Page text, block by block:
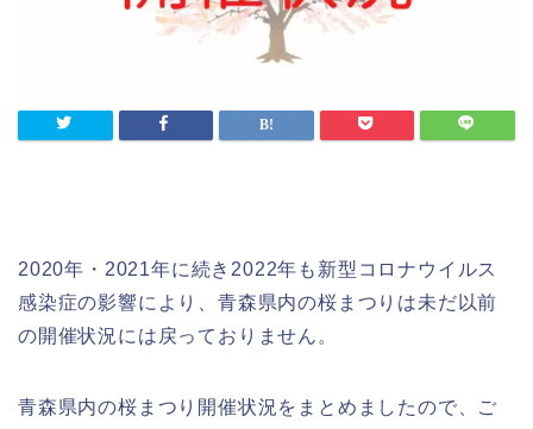
2020年・2021年に続き2022年も新型コロナウイルス
感染症の影響により、青森県内の桜まつりは未だ以前
の開催状況には戻っておりません。
青森県内の桜まつり開催状況をまとめましたので、ご